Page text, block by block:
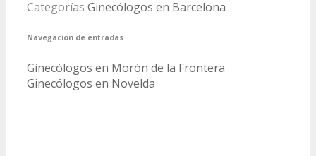
Categorías Ginecólogos en Barcelona
Navegación de entradas
Ginecólogos en Morón de la Frontera
Ginecólogos en Novelda